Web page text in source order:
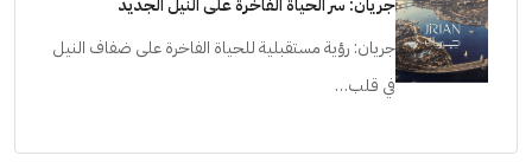
جريان: سر الحياة الفاخرة على النيل الجديد
جريان: رؤية مستقبلية للحياة الفاخرة على ضفاف النيل